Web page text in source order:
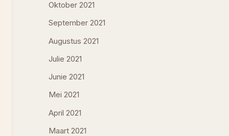
Oktober 2021
September 2021
Augustus 2021
Julie 2021
Junie 2021
Mei 2021
April 2021
Maart 2021